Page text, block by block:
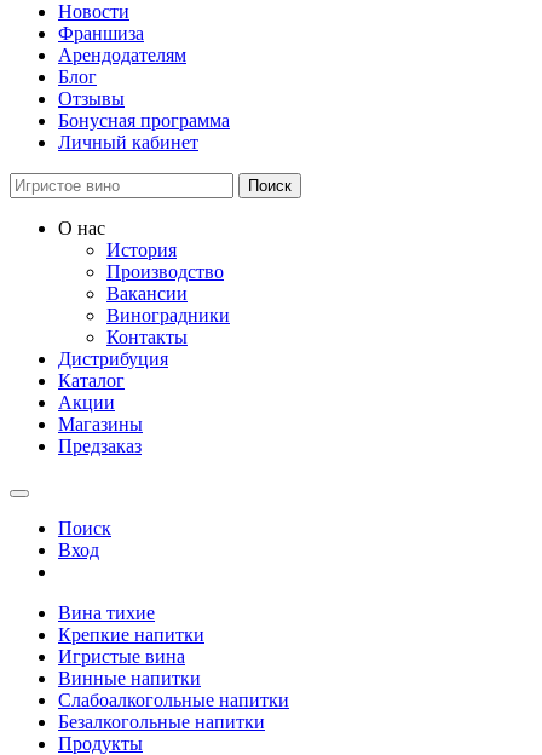
Новости
Франшиза
Арендодателям
Блог
Отзывы
Бонусная программа
Личный кабинет
Поиск
О нас
История
Производство
Вакансии
Виноградники
Контакты
Дистрибуция
Каталог
Акции
Магазины
Предзаказ
Поиск
Вход
Вина тихие
Крепкие напитки
Игристые вина
Винные напитки
Слабоалкогольные напитки
Безалкогольные напитки
Продукты